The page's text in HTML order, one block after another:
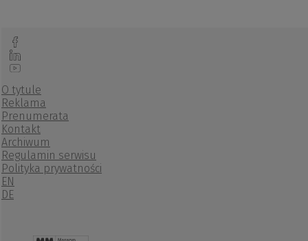
O tytule
Reklama
Prenumerata
Kontakt
Archiwum
Regulamin serwisu
Polityka prywatności
EN
DE